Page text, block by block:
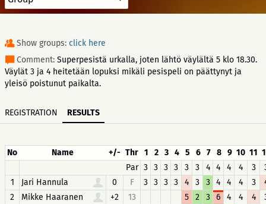
Show groups: click here
Comment: Superpesistä urkalla, joten lähtö väylältä 5 klo 18.30.
Väylät 3 ja 4 heitetään lopuksi mikäli pesispeli on päättynyt ja
yleisö poistunut paikalta.
REGISTRATION RESULTS
No Name +/- Thr 1 2 3 4 5 6 7 8 9 10 11
Par 3 3 3 3 3 3 4 4 4 4 3
1
Jari Hannula 0 F 3 3 3 3 4 3 3 4 4 4 3
2
Mikke Haaranen +2 13 5 2 3 6 4 4 4